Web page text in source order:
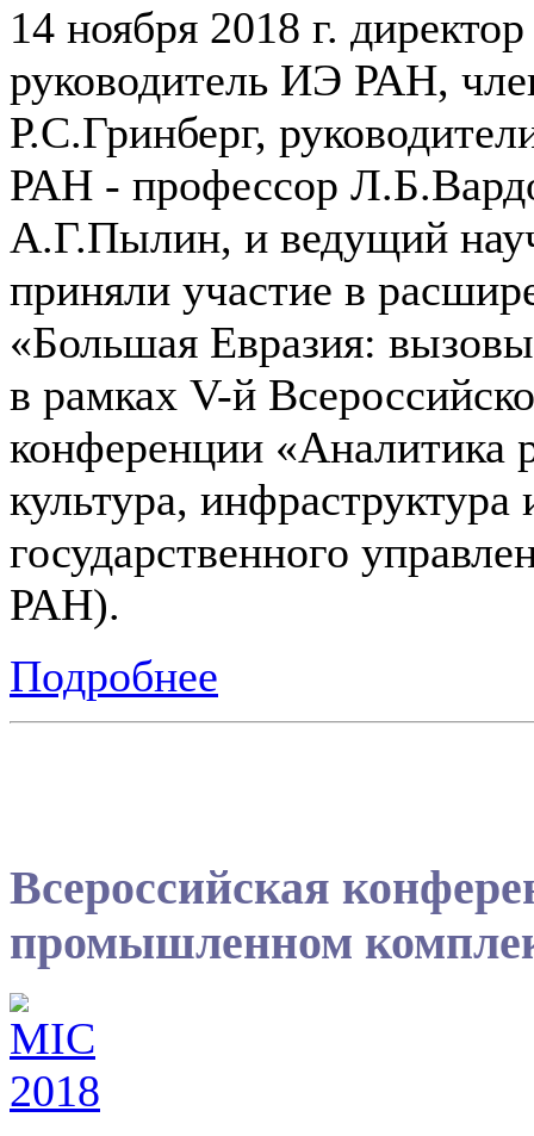
14 ноября 2018 г.
руководитель ИЭ РАН,
Р.С.Гринберг,
РАН - профессор
А.Г.Пылин, и ведущий
приняли участие в
«Большая Евразия:
в рамках V-й
конференции «Аналитика
культура,
государственного
РАН).
Подробнее
Всероссийская
промышленном